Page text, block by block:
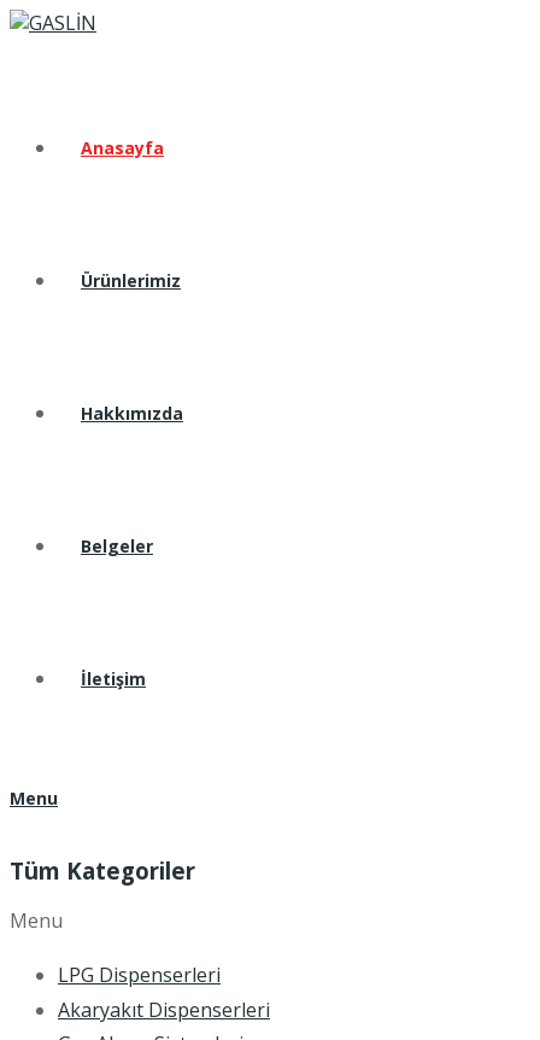
Anasayfa
Ürünlerimiz
Hakkımızda
Belgeler
İletişim
Menu
Tüm Kategoriler
Menu
LPG Dispenserleri
Akaryakıt Dispenserleri